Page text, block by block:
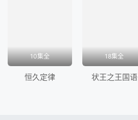
10集全
恒久定律
18集全
状王之王国语